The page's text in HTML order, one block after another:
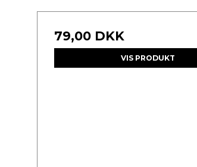
79,00 DKK
VIS PRODUKT